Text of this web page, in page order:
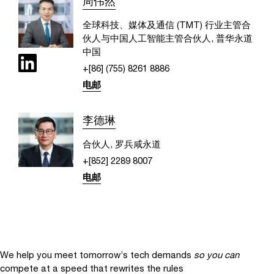
全球科技、媒体及通信 (TMT) 行业主管合
伙人与中国人工智能主管合伙人, 普华永道
中国
+[86] (755) 8261 8886
电邮
李德琳
合伙人, 罗兵咸永道
+[852] 2289 8007
电邮
We help you meet tomorrow’s tech demands so you can
compete at a speed that rewrites the rules